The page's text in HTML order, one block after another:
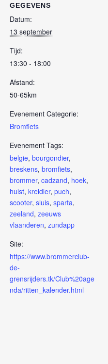
GEGEVENS
Datum:
13 september
Tijd:
13:30 - 18:00
Afstand:
50-65km
Evenement Categorie:
Bromfiets
Evenement Tags:
belgie, bourgondier,
breskens, bromfiets,
brommer, cadzand, hoek,
hulst, kreidler, puch,
scooter, sluis, sparta,
zeeland, zeeuws
vlaanderen, zundapp
Site:
https://www.brommerclub-
de-
grensrijders.tk/Club%20age
nda/ritten_kalender.html